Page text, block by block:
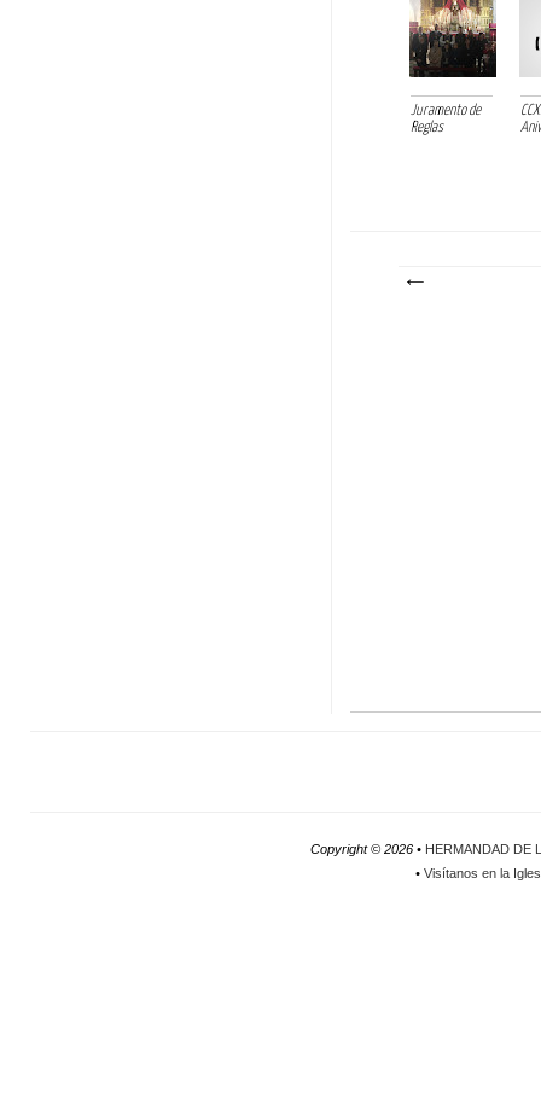
Juramento de
Reglas
Copyright ©2026 • HERMANDAD DE
•Visítanos en la